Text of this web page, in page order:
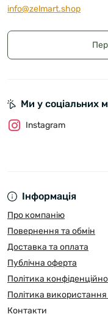
info@zelmart.shop
Інформація
Про компанію
Повернення та обмін
Доставка та оплата
Публічна оферта
Політика
Політика
Контакти
Ми у соціальних
Instagram